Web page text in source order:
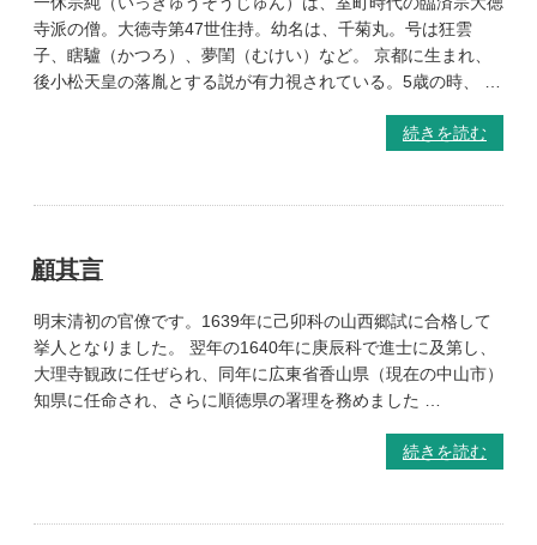
寺派の僧。大徳寺第47世住持。幼名は、千菊丸。号は狂雲
子、瞎驢（かつろ）、夢閨（むけい）など。 京都に生まれ、
後小松天皇の落胤とする説が有力視されている。5歳の時、 …
続きを読む
顧其言
明末清初の官僚です。1639年に己卯科の山西郷試に合格して
挙人となりました。 翌年の1640年に庚辰科で進士に及第し、
大理寺観政に任ぜられ、同年に広東省香山県（現在の中山市）
知県に任命され、さらに順徳県の署理を務めました …
続きを読む